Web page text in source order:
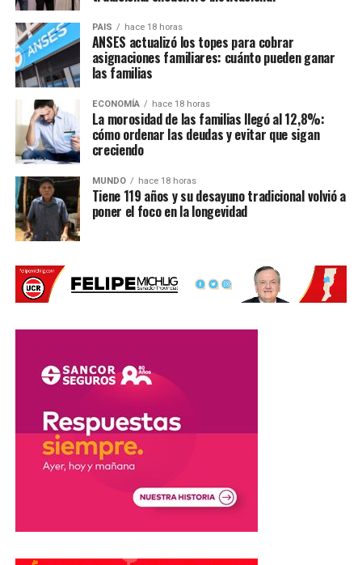
Parte del material ya está en Santa
Fe
Desde el Gobierno santafesino esperaban la publicación
del decreto para agilizar el ingreso de materiales que ya
fueron adquiridos.
Una parte del equipamiento
territorio santafesino, mientras que otras cargas
permanecen en tránsito. Algunas demoras estuvieron
relacionadas con las condiciones climáticas.
equipamiento para atletismo que es trasladado por cuatro
camiones y que sufrió demoras debido a las nevadas en
principalmente indumentaria y tecnología.
Los Juegos tendrán sedes en Santa
Fe, Rosario y Rafaela
XIII Juegos Suramericanos Santa Fe 2026
desarrollarán entre el12 y el 26 de septiembre
Santa Fe, Rosario y Rafaela
PAIS hace 18 horas
ANSES actualizó los topes para cobrar
asignaciones familiares: cuánto pueden ganar
las familias
ECONOMÍA hace 18 horas
La morosidad de las familias llegó al 12,8%:
cómo ordenar las deudas y evitar que sigan
creciendo
MUNDO hace 18 horas
Tiene 119 años y su desayuno tradicional volvió a
poner el foco en la longevidad